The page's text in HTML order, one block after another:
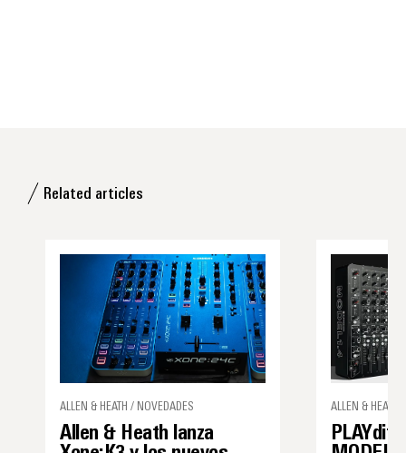
Related articles
ALLEN & HEATH / NOVEDADES
Allen & Heath lanza
ALLEN & HEATH